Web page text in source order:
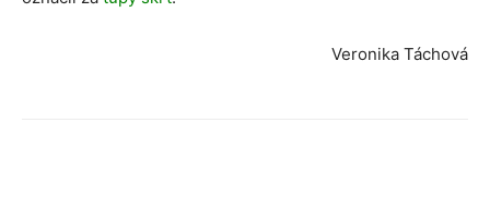
Veronika Táchová